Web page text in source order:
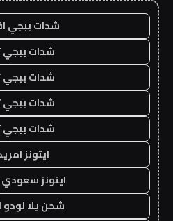
شدات ببجي
شدات ببجي
شدات ببجي
شدات ببجي
شدات ببجي
ايتونز
ايتونز
شحن يلا